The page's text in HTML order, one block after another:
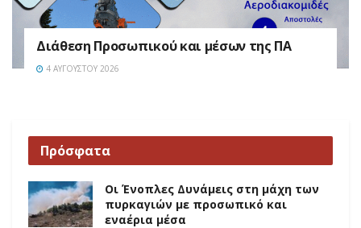
Διάθεση Προσωπικού και μέσων της ΠΑ
4 ΑΥΓΟΎΣΤΟΥ 2026
Πρόσφατα
Οι Ένοπλες Δυνάμεις στη μάχη των
πυρκαγιών με προσωπικό και
εναέρια μέσα